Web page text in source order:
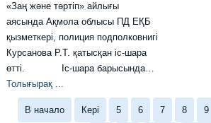
«Заң және тәртіп» айлығы
аясында Ақмола облысы ПД ЕҚБ
қызметкері, полиция подполковнигі
Курсанова Р.Т. қатысқан іс-шара
өтті. Іс-шара барысында…
Толығырақ ...
В начало Кері 5 6 7 8 9